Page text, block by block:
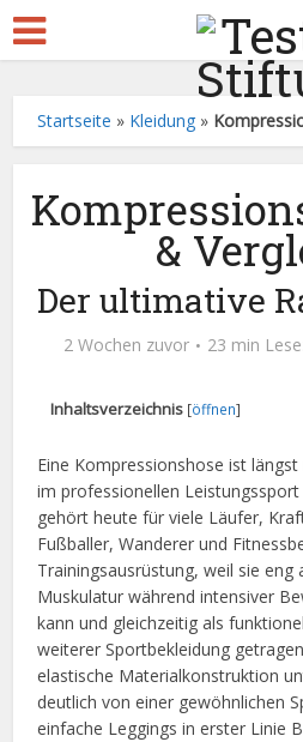
Startseite » Kleidung »
&
Der ultimative
2 Wochen zuvor 23 min
Inhaltsverzeichnis [öffnen]
Eine Kompressionshose ist
im professionellen
gehört heute für viele Läufer,
Fußballer, Wanderer und
Trainingsausrüstung, weil sie eng
Muskulatur während intensiver
kann und gleichzeitig als
weiterer Sportbekleidung
elastische Materialkonstruktion
deutlich von einer gewöhnlichen
einfache Leggings in erster Linie